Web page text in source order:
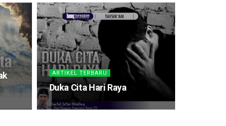
ARTIKEL TERBARU
Duka Cita Hari Raya